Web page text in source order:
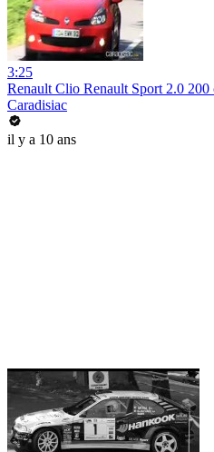
3:25
Renault Clio Renault Sport 2.0 200
Caradisiac
il y a 10 ans